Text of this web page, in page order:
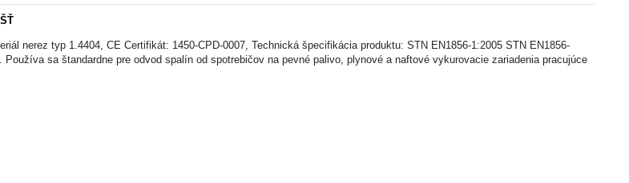
nerez typ 1.4404, CE Certifikát: 1450-CPD-0007, Technická špecifikácia produktu: STN EN1856-1:2005 STN EN1856-
sa štandardne pre odvod spalín od spotrebičov na pevné palivo, plynové a naftové vykurovacie zariadenia pracujúce